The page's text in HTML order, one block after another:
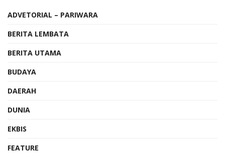
ADVETORIAL – PARIWARA
BERITA LEMBATA
BERITA UTAMA
BUDAYA
DAERAH
DUNIA
EKBIS
FEATURE